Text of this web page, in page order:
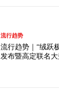
流行趋势
流行趋势｜“绒跃
发布暨高定联名大